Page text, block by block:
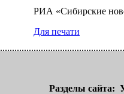
РИА «Сибирские
Для печати
Разделы сайта: